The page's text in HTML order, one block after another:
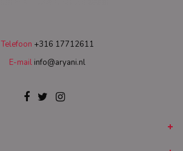
Telefoon +316 17712611
E-mail info@aryani.nl